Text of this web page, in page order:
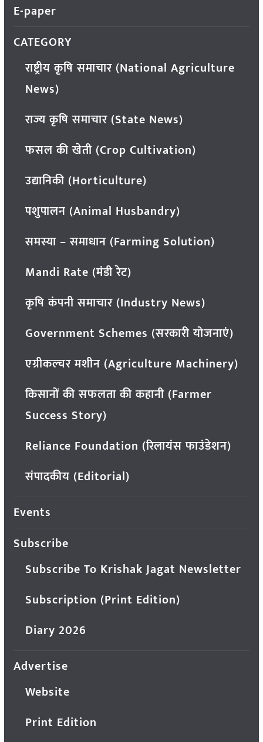
E-paper
CATEGORY
राष्ट्रीय कृषि समाचार (National Agriculture
News)
राज्य कृषि समाचार (State News)
फसल की खेती (Crop Cultivation)
उद्यानिकी (Horticulture)
पशुपालन (Animal Husbandry)
समस्या – समाधान (Farming Solution)
Mandi Rate (मंडी रेट)
कृषि कंपनी समाचार (Industry News)
Government Schemes (सरकारी योजनाएं)
एग्रीकल्चर मशीन (Agriculture Machinery)
किसानों की सफलता की कहानी (Farmer
Success Story)
Reliance Foundation (रिलायंस फाउंडेशन)
संपादकीय (Editorial)
Events
Subscribe
Subscribe To Krishak Jagat Newsletter
Subscription (Print Edition)
Diary 2026
Advertise
Website
Print Edition